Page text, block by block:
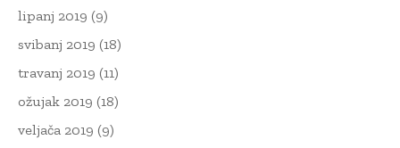
lipanj 2019 (9)
svibanj 2019 (18)
travanj 2019 (11)
ožujak 2019 (18)
veljača 2019 (9)